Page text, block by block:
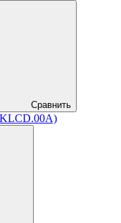
Сравнить